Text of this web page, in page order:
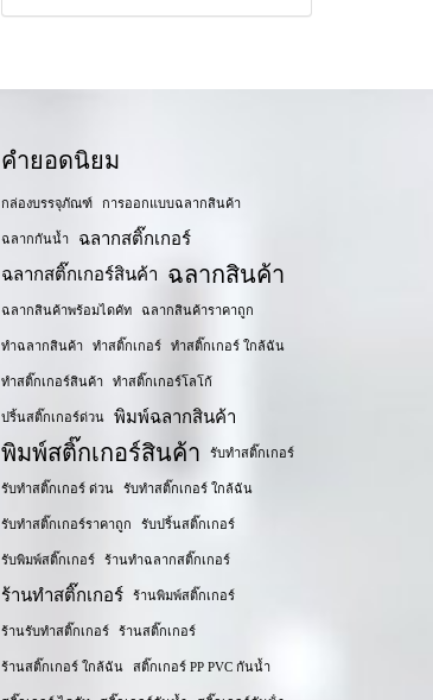
คำยอดนิยม
กล่องบรรจุภัณฑ์ การออกแบบฉลากสินค้า
ฉลากกันน้ำ
ฉลากสติ๊กเกอร์
ฉลากสติ๊กเกอร์สินค้า
ฉลากสินค้า
ฉลากสินค้าพร้อมไดคัท ฉลากสินค้าราคาถูก
ทำฉลากสินค้า ทำสติ๊กเกอร์ ทำสติ๊กเกอร์ ใกล้ฉัน
ทำสติ๊กเกอร์สินค้า ทำสติ๊กเกอร์โลโก้
ปริ้นสติ๊กเกอร์ด่วน พิมพ์ฉลากสินค้า
พิมพ์สติ๊กเกอร์สินค้า รับทำสติ๊กเกอร์
รับทำสติ๊กเกอร์ ด่วน รับทำสติ๊กเกอร์ ใกล้ฉัน
รับทำสติ๊กเกอร์ราคาถูก รับปริ้นสติ๊กเกอร์
รับพิมพ์สติ๊กเกอร์ ร้านทำฉลากสติ๊กเกอร์
ร้านทำสติ๊กเกอร์ ร้านพิมพ์สติ๊กเกอร์
ร้านรับทำสติ๊กเกอร์ ร้านสติ๊กเกอร์
ร้านสติ๊กเกอร์ ใกล้ฉัน สติ๊กเกอร์ PP PVC กันน้ำ